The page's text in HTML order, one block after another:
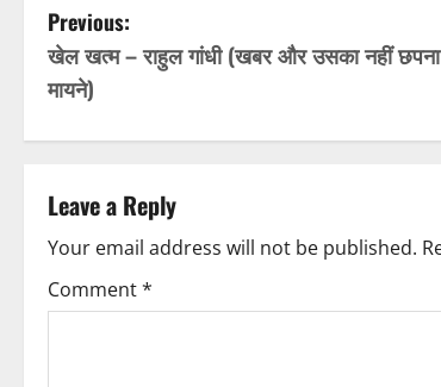
P
o
s
n
a
v
Previous:
खेल खत्म – राहुल गांधी (खबर और उसका नहीं
मायने)
Leave a Reply
Your email address will not be published.
Comment*